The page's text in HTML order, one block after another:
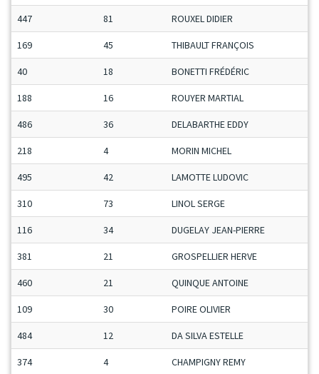
447 81 ROUXEL DIDIER
169 45 THIBAULT FRANÇOIS
40 18 BONETTI FRÉDÉRIC
188 16 ROUYER MARTIAL
486 36 DELABARTHE EDDY
218 4 MORIN MICHEL
495 42 LAMOTTE LUDOVIC
310 73 LINOL SERGE
116 34 DUGELAY JEAN-PIERRE
381 21 GROSPELLIER HERVE
460 21 QUINQUE ANTOINE
109 30 POIRE OLIVIER
484 12 DA SILVA ESTELLE
374 4 CHAMPIGNY REMY